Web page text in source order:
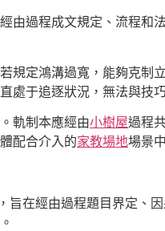
由過程成文規定、流程和
規定鴻溝過寬，能夠克制
處于追逐狀況，無法與技
軌制本應經由小樹屋過程
配合介入的家教場地場景
旨在經由過程題目界定、